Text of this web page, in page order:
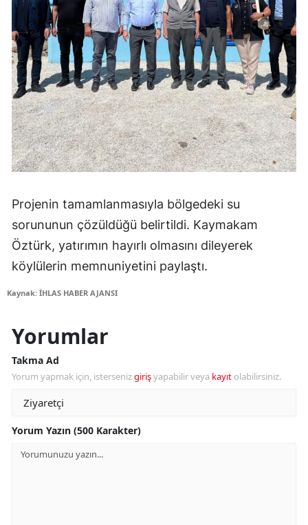
Projenin tamamlanmasıyla bölgedeki su
sorununun çözüldüğü belirtildi. Kaymakam
Öztürk, yatırımın hayırlı olmasını dileyerek
köylülerin memnuniyetini paylaştı.
Kaynak: İHLAS HABER AJANSI
Yorumlar
Takma Ad
Yorum yapmak için, istersenizgirişyapabilir veya kayıt olabilirsiniz.
Yorum Yazın (500 Karakter)